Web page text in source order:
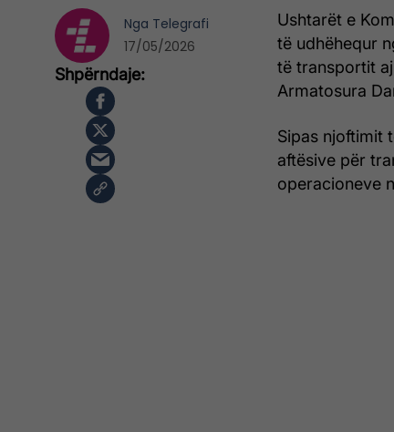
Ushtarët e
të udhëhequr
të transportit
Armatosura
Sipas njoftimit
aftësive për
operacioneve
Nga Telegrafi
17/05/2026